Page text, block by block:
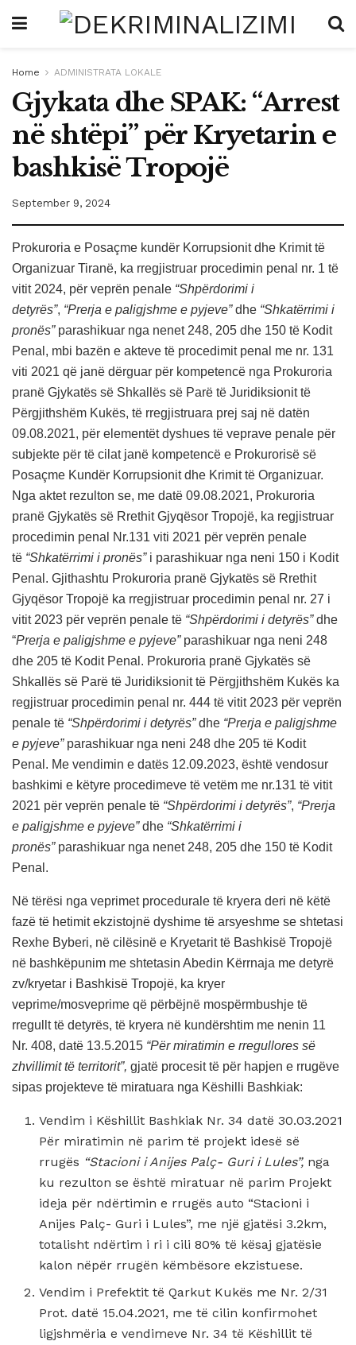
Home ADMINISTRATA LOKALE
Gjykata dhe SPAK: “Arrest
në shtëpi” për Kryetarin e
bashkisë Tropojë
September 9, 2024
Prokuroria e Posaçme kundër Korrupsionit dhe Krimit të
Organizuar Tiranë, ka rregjistruar procedimin penal nr. 1 të
vitit 2024, për veprën penale “Shpërdorimi i
detyrës”, “Prerja e paligjshme e pyjeve”dhe “Shkatërrimi i
pronës”parashikuar nga nenet 248, 205 dhe 150 të Kodit
Penal, mbi bazën e akteve të procedimit penal me nr. 131
viti 2021 që janë dërguar për kompetencë nga Prokuroria
pranë Gjykatës së Shkallës së Parë të Juridiksionit të
Përgjithshëm Kukës, të rregjistruara prej saj në datën
09.08.2021, për elementët dyshues të veprave penale për
subjekte për të cilat janë kompetencë e Prokurorisë së
Posaçme Kundër Korrupsionit dhe Krimit të Organizuar.
Nga aktet rezulton se, me datë 09.08.2021, Prokuroria
pranë Gjykatës së Rrethit Gjyqësor Tropojë, ka regjistruar
procedimin penal Nr.131 viti 2021 për veprën penale
të “Shkatërrimi i pronës”i parashikuar nga neni 150 i Kodit
Penal. Gjithashtu Prokuroria pranë Gjykatës së Rrethit
Gjyqësor Tropojë ka rregjistruar procedimin penal nr. 27 i
vitit 2023 për veprën penale të “Shpërdorimi i detyrës”dhe
“Prerja e paligjshme e pyjeve”parashikuar nga neni 248
dhe 205 të Kodit Penal. Prokuroria pranë Gjykatës së
Shkallës së Parë të Juridiksionit të Përgjithshëm Kukës ka
regjistruar procedimin penal nr. 444 të vitit 2023 për veprën
penale të “Shpërdorimi i detyrës”dhe “Prerja e paligjshme
e pyjeve”parashikuar nga neni 248 dhe 205 të Kodit
Penal. Me vendimin e datës 12.09.2023, është vendosur
bashkimi e këtyre procedimeve të vetëm me nr.131 të vitit
2021 për veprën penale të “Shpërdorimi i detyrës”, “Prerja
e paligjshme e pyjeve”dhe “Shkatërrimi i
pronës”parashikuar nga nenet 248, 205 dhe 150 të Kodit
Penal.
Në tërësi nga veprimet procedurale të kryera deri në këtë
fazë të hetimit ekzistojnë dyshime të arsyeshme se shtetasi
Rexhe Byberi, në cilësinë e Kryetarit të Bashkisë Tropojë
në bashkëpunim me shtetasin Abedin Kërrnaja me detyrë
zv/kryetar i Bashkisë Tropojë, ka kryer
veprime/mosveprime që përbëjnë mospërmbushje të
rregullt të detyrës, të kryera në kundërshtim me nenin 11
Nr. 408, datë 13.5.2015 “Për miratimin e rregullores së
zhvillimit të territorit”, gjatë procesit të për hapjen e rrugëve
sipas projekteve të miratuara nga Këshilli Bashkiak:
Vendim i Këshillit Bashkiak Nr. 34 datë 30.03.2021
Për miratimin në parim të projekt idesë së
rrugës “Stacioni i Anijes Palç- Guri i Lules”, nga
ku rezulton se është miratuar në parim Projekt
ideja për ndërtimin e rrugës auto “Stacioni i
Anijes Palç- Guri i Lules”, me një gjatësi 3.2km,
totalisht ndërtim i ri i cili 80% të kësaj gjatësie
kalon nëpër rrugën këmbësore ekzistuese.
Vendim i Prefektit të Qarkut Kukës me Nr. 2/31
Prot. datë 15.04.2021, me të cilin konfirmohet
ligjshmëria e vendimeve Nr. 34 të Këshillit të